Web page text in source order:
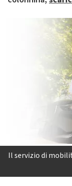
Il servizio di